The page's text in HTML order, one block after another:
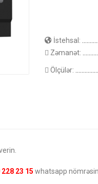
İstehsal:
Zəmanət:
Ölçülər:
228 23 15 whatsapp